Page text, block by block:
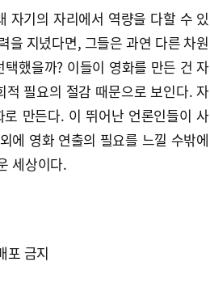
자기의 자리에서 역량을 다할 수 있
을 지녔다면, 그들은 과연 다른 차원
했을까? 이들이 영화를 만든 건 자
필요의 절감 때문으로 보인다. 자
만든다. 이 뛰어난 언론인들이 사
에 영화 연출의 필요를 느낄 수밖에
세상이다.
금지